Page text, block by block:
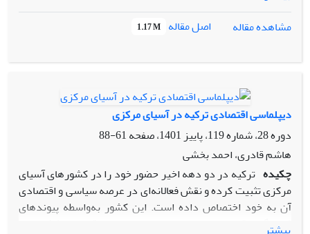
است تا دیپلماسی اقتصادی موفقی را در پیش گیرد و با بهره‌گیری
از سرمایه‌گذاری و به‌کارگیری ابتکار استراتژی یک کمربند - یک
جاده در اولویت اول و بهره‌گیری از دیپلماسی انرژی در اولویت
چین در منطقه خزر (با تمرکز بر قزاقستان، ترکمنستان و جمهوری
آذربایجان)، با روش پژوهشی که در زمره تحقیقات کتابخانه‌ای قرار
دارد و با استفاده از تحقیق ترکیبی کمی و کیفی، به این سؤال پاسخ
دهد که عوامل اصلی موفقیت دیپلماسی اقتصادی چین در این
منطقه چیست و الگوی دیپلماسی این کشور چه می‌باشد. با
بررسی‌های صورت گرفته، چین مدل دیپلماسی اقتصادی خود در
برابر این سه کشور را مبتنی بر ابتکار یک کمربند–یک جاده قرار
داده است و حتی دیپلماسی انرژی محور خود را ذیل این ابتکار،
پیش می‌برد. عامل اصلی موفقیت چین در اجرای این مدل
مشاهده مقاله
اصل مقاله 1.17 M
دیپلماسی اقتصادی ترکیه در آسیای مرکزی
دوره 28، شماره 119، پاییز 1401، صفحه
61-88
هاشم قادری، احمد بخشی
چکیده ترکیه در دو دهه اخیر حضور خود را در کشورهای آسیای
مرکزی تثبیت کرده و نقش فعالانه‌ای در عرصه سیاسی و اقتصادی
آن به خود اختصاص داده است. این کشور به‌واسطه پیوندهای
فرهنگی و قومی و همچنین بازسازی ساختاری اقتصادی کشورهای
بیشتر